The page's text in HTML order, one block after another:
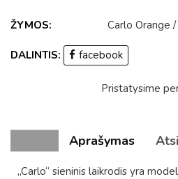
ŽYMOS: Carlo Orange /
DALINTIS: facebook
Pristatysime
Aprašymas
„Carlo“ sieninis laikrodis yra